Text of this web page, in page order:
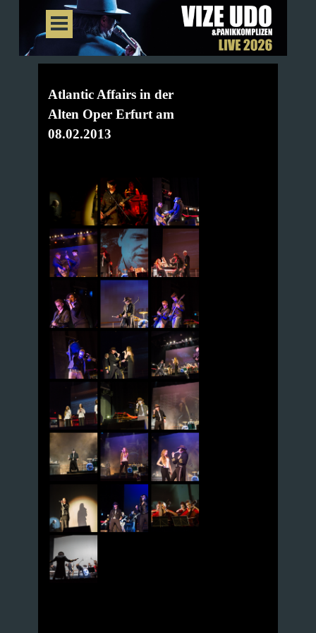
Atlantic Affairs in der
Alten Oper Erfurt am
08.02.2013